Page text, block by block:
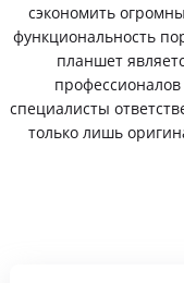
сэкономить
функциональность
планшет
специалисты
только лишь